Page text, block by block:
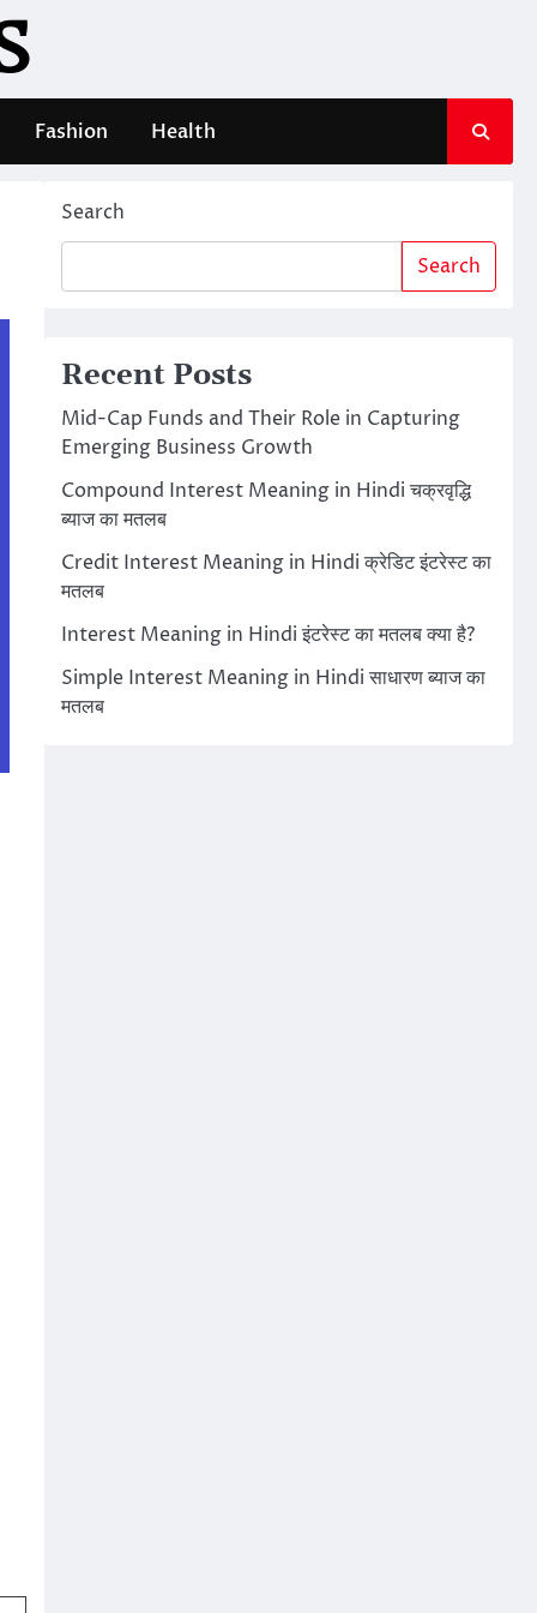
Fashion Health
Search
Search
Recent Posts
Mid-Cap Funds and Their Role in Capturing
Emerging Business Growth
Compound Interest Meaning in Hindi चक्रवृद्धि
ब्याज का मतलब
Credit Interest Meaning in Hindi क्रेडिट इंटरेस्ट का
मतलब
Interest Meaning in Hindi इंटरेस्ट का मतलब क्या है?
Simple Interest Meaning in Hindi साधारण ब्याज का
मतलब